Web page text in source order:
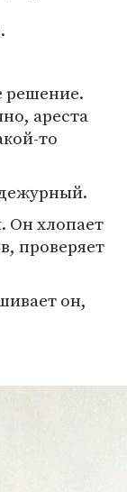
решение.
ареста
то
Он хлопает
проверяет
он,